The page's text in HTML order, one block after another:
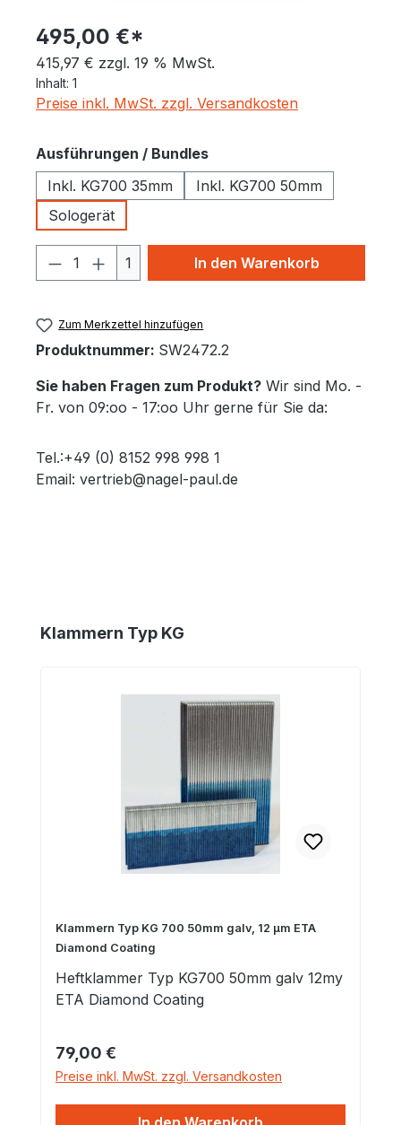
495,00 €*
415,97 € zzgl. 19 % MwSt.
Inhalt: 1
Preise inkl. MwSt. zzgl. Versandkosten
Ausführungen / Bundlesauswählen
Inkl. KG700 35mm
Inkl. KG700 50mm
Sologerät
Produkt Anzahl: Gib den
1 In den Warenkorb
Zum Merkzettel hinzufügen
Produktnummer: SW2472.2
Sie haben Fragen zum Produkt? Wir sind Mo. -
Fr. von 09:oo - 17:oo Uhr gerne für Sie da:
Tel.:+49 (0) 8152 998 998 1
Email: vertrieb@nagel-paul.de
Produktgalerie überspringen
Klammern Typ KG
Klammern Typ KG 700 50mm galv, 12 µm ETA
Diamond Coating
Heftklammer Typ KG700 50mm galv 12my
ETA Diamond Coating
Regulärer Preis:
79,00 €
Preise inkl. MwSt. zzgl. Versandkosten